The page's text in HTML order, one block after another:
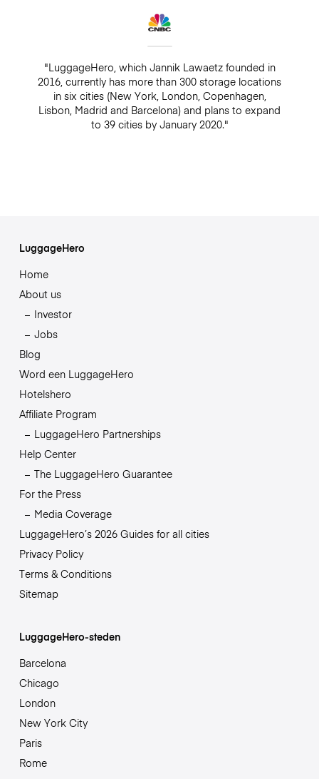
"LuggageHero, which Jannik Lawaetz founded in
2016, currently has more than 300 storage locations
in six cities (New York, London, Copenhagen,
Lisbon, Madrid and Barcelona) and plans to expand
to 39 cities by January 2020."
LuggageHero
Home
About us
Investor
Jobs
Blog
Word een LuggageHero
Hotelshero
Affiliate Program
LuggageHero Partnerships
Help Center
The LuggageHero Guarantee
For the Press
Media Coverage
LuggageHero’s 2026 Guides for all cities
Privacy Policy
Terms & Conditions
Sitemap
LuggageHero-steden
Barcelona
Chicago
London
New York City
Paris
Rome